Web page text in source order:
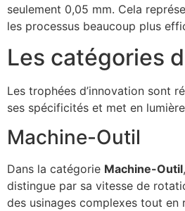
seulement 0,05 mm. Cela
les processus beaucoup plus
Les catégories
Les trophées d’innovation sont
ses spécificités et met en
Machine-Outil
Dans la catégorie Machine-Outil
distingue par sa vitesse de
des usinages complexes tout